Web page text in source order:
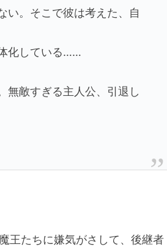
い。そこで彼は考えた、自
化している……
敵すぎる主人公、引退し
王たちに嫌気がさして、後継者